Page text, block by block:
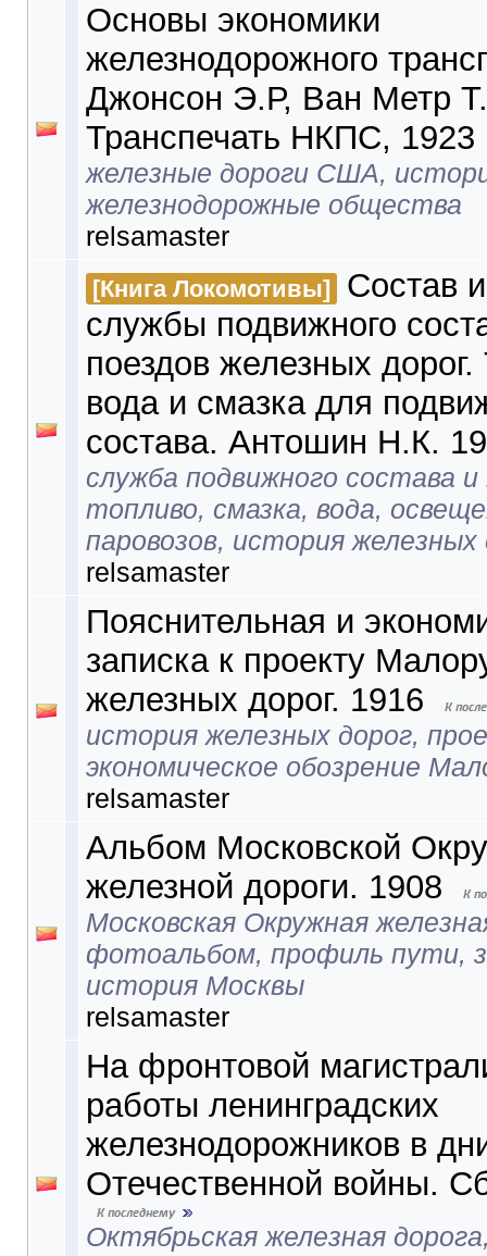
Основы экономики
железнодорожного
Джонсон Э.Р, Ван Метр
Транспечать НКПС, 1923
железные дороги США,
железнодорожные общества
relsamaster
[Книга Локомотивы]
Состав
службы подвижного
поездов железных
вода и смазка для
состава. Антошин Н.К.
служба подвижного состава
топливо, смазка, вода,
паровозов, история железных
relsamaster
Пояснительная и
записка к проекту
железных дорог. 1916
история железных дорог,
экономическое обозрение
relsamaster
Альбом Московской
железной дороги. 1908
Московская Окружная
фотоальбом, профиль пути,
история Москвы
relsamaster
На фронтовой
работы ленинградских
железнодорожников в
Отечественной войны.
Октябрьская железная